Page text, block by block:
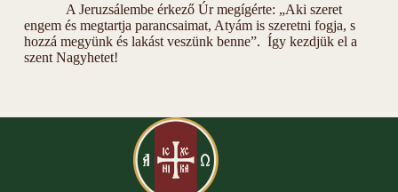
A Jeruzsálembe érkező Úr megígérte: „Aki szeret
engem és megtartja parancsaimat, Atyám is szeretni fogja, s
hozzá megyünk és lakást veszünk benne”. Így kezdjük el a
szent Nagyhetet!